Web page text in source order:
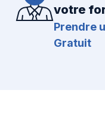
votre
Prendre
Gratuit